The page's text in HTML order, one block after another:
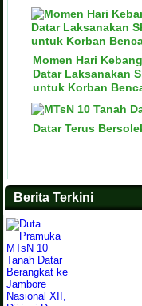
Momen Hari
Datar Laksanakan
untuk Korban
Datar Terus
Berita Terkini